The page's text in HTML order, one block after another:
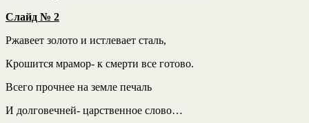
Слайд № 2
Ржавеет золото и истлевает сталь,
Крошится мрамор- к смерти все готово.
Всего прочнее на земле печаль
И долговечней- царственное слово…